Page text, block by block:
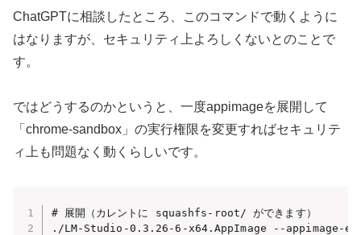
ChatGPTに相談したところ、このコマンドで動くように
はなりますが、セキュリティ上よろしくないとのことで
す。
ではどうするのかというと、一度appimageを展開して
「chrome-sandbox」の実行権限を変更すればセキュリテ
ィ上も問題なく動くらしいです。
# 展開（カレントに squashfs-root/ ができます）
./LM-Studio-0.3.26-6-x64.AppImage --appimage-